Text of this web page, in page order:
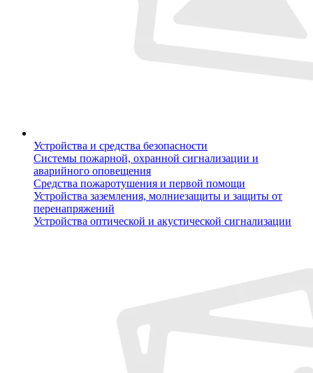
Устройства и средства безопасности
Системы пожарной, охранной сигнализации и
аварийного оповещения
Средства пожаротушения и первой помощи
Устройства заземления, молниезащиты и защиты от
перенапряжений
Устройства оптической и акустической сигнализации